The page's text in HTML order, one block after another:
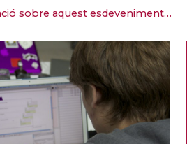
sobre aquest esdeveniment…